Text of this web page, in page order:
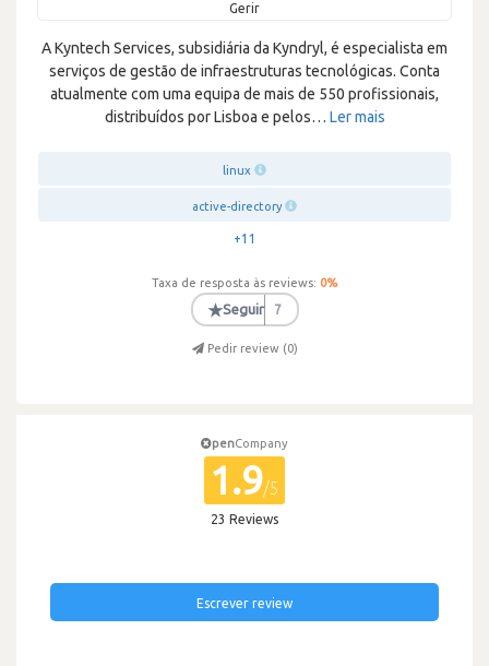
Gerir
A Kyntech Services, subsidiária da Kyndryl, é especialista em
serviços de gestão de infraestruturas tecnológicas. Conta
atualmente com uma equipa de mais de 550 profissionais,
distribuídos por Lisboa e pelos… Ler mais
linux
active-directory
+11
Taxa de resposta às reviews: 0%
★Seguir 7
Pedir review (0)
penCompany
1.9/5
23 Reviews
Escrever review